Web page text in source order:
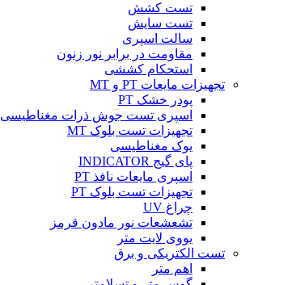
تست کشش
تست سایش
سالت اسپری
مقاومت در برابر نور زنون
استحکام کششی
تجهیزات مایعات PT و MT
پودر خشک PT
اسپری تست جوش ذرات مغناطیسی MT
تجهیزات تست بلوک MT
یوک مغناطیسی
پای گیج INDICATOR
اسپری مایعات نافذ PT
تجهیزات تست بلوک PT
چراغ UV
تشعشعات نور مادون قرمز
یووی لایت متر
تست الکتریکی و برق
اهم متر